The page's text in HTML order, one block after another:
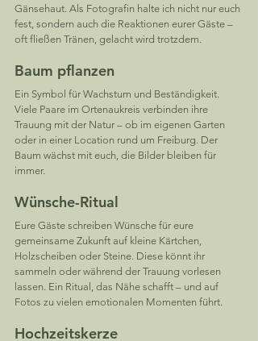
Gänsehaut. Als Fotografin halte ich nicht nur euch
fest, sondern auch die Reaktionen eurer Gäste –
oft fließen Tränen, gelacht wird trotzdem.
Baum pflanzen
Ein Symbol für Wachstum und Beständigkeit.
Viele Paare im Ortenaukreis verbinden ihre
Trauung mit der Natur – ob im eigenen Garten
oder in einer Location rund um Freiburg. Der
Baum wächst mit euch, die Bilder bleiben für
immer.
Wünsche-Ritual
Eure Gäste schreiben Wünsche für eure
gemeinsame Zukunft auf kleine Kärtchen,
Holzscheiben oder Steine. Diese könnt ihr
sammeln oder während der Trauung vorlesen
lassen. Ein Ritual, das Nähe schafft – und auf
Fotos zu vielen emotionalen Momenten führt.
Hochzeitskerze